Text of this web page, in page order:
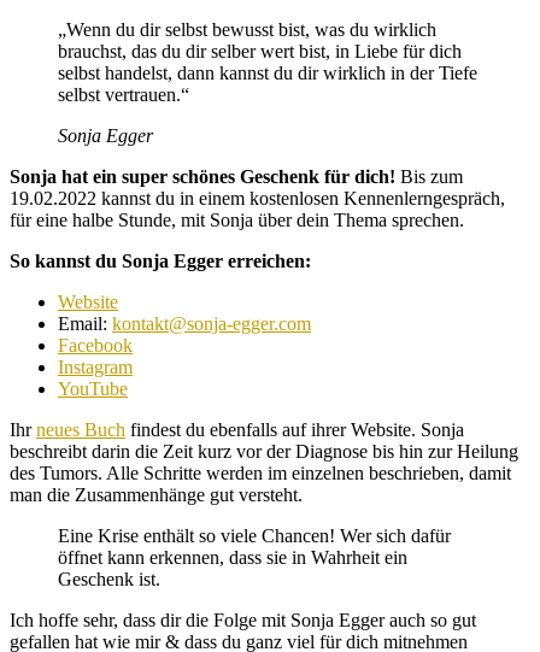
„Wenn du dir selbst bewusst bist, was du wirklich
brauchst, das du dir selber wert bist, in Liebe für dich
selbst handelst, dann kannst du dir wirklich in der Tiefe
selbst vertrauen.“
Sonja Egger
Sonja hat ein super schönes Geschenk für dich! Bis zum
19.02.2022 kannst du in einem kostenlosen Kennenlerngespräch,
für eine halbe Stunde, mit Sonja über dein Thema sprechen.
So kannst du Sonja Egger erreichen:
Website
Email: kontakt@sonja-egger.com
Facebook
Instagram
YouTube
Ihrneues Buch findest du ebenfalls auf ihrer Website. Sonja
beschreibt darin die Zeit kurz vor der Diagnose bis hin zur Heilung
des Tumors. Alle Schritte werden im einzelnen beschrieben, damit
man die Zusammenhänge gut versteht.
Eine Krise enthält so viele Chancen! Wer sich dafür
öffnet kann erkennen, dass sie in Wahrheit ein
Geschenk ist.
Ich hoffe sehr, dass dir die Folge mit Sonja Egger auch so gut
gefallen hat wie mir & dass du ganz viel für dich mitnehmen